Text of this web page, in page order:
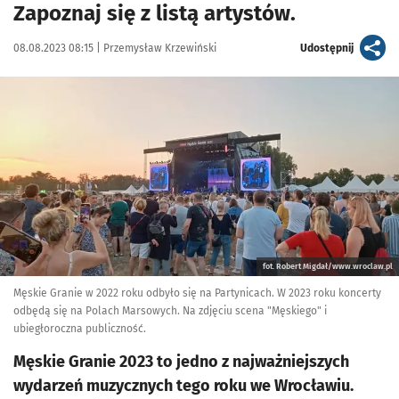
Zapoznaj się z listą artystów.
Data publikacji:
08.08.2023 08:15 | Autor:
Przemysław Krzewiński Udostępnijartykuł
fot. Robert Migdał/www.wroclaw.pl
Męskie Granie w 2022 roku odbyło się na Partynicach. W 2023 roku koncerty
odbędą się na Polach Marsowych. Na zdjęciu scena "Męskiego" i
ubiegłoroczna publiczność.
Męskie Granie 2023 to jedno z najważniejszych
wydarzeń muzycznych tego roku we Wrocławiu.